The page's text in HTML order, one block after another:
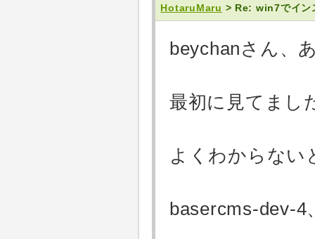
HotaruMaru > Re: win7でイン
beychanさん、
最初に見てまし
よくわからない
basercms-dev-